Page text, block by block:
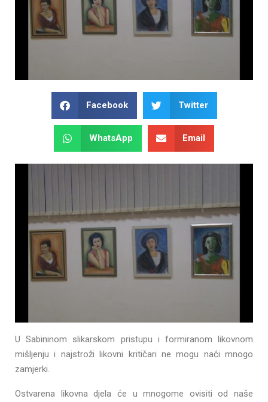
Facebook Twitter
WhatsApp Email
U Sabininom slikarskom pristupu i formiranom likovnom
mišljenju i najstroži likovni kritičari ne mogu naći mnogo
zamjerki.
Ostvarena likovna djela će u mnogome ovisiti od naše